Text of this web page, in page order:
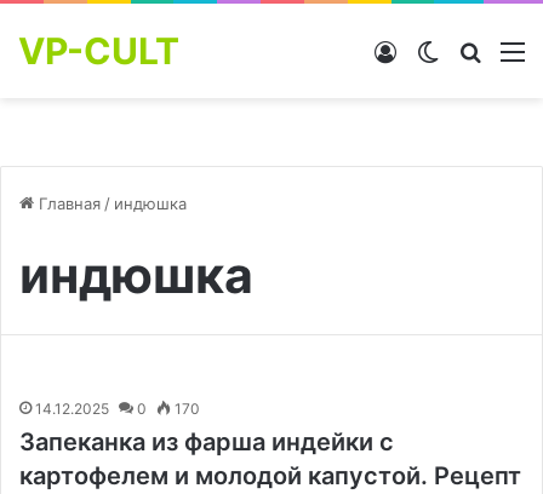
VP-CULT Switch skin
Войти
Главная / индюшка
индюшка
14.12.2025 0 170
Запеканка из фарша индейки с
картофелем и молодой капустой. Рецепт